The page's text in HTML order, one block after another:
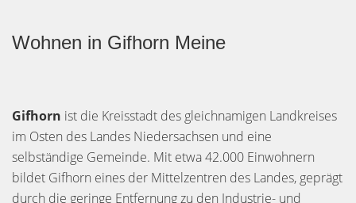
Wohnen in Gifhorn Meine
Gifhorn ist die Kreisstadt des gleichnamigen Landkreises
im Osten des Landes Niedersachsen und eine
selbständige Gemeinde. Mit etwa 42.000 Einwohnern
bildet Gifhorn eines der Mittelzentren des Landes, geprägt
durch die geringe Entfernung zu den Industrie- und